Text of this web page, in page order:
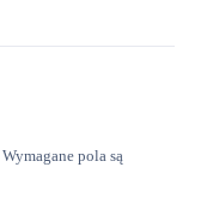
Wymagane pola są